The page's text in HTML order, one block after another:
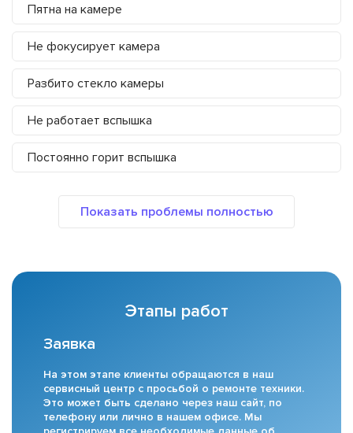
Пятна на камере
Не фокусирует камера
Разбито стекло камеры
Не работает вспышка
Постоянно горит вспышка
Этапы работ
Заявка
На этом этапе клиенты обращаются в наш
сервисный центр с просьбой о ремонте техники.
Это может быть сделано через наш сайт, по
телефону или лично в нашем офисе. Мы